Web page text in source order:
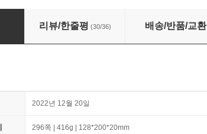
일을 안 했냐
리뷰/한줄평 (30/36) 배송/반품/교환
2022년 12월 20일
296쪽 | 416g | 128*200*20mm